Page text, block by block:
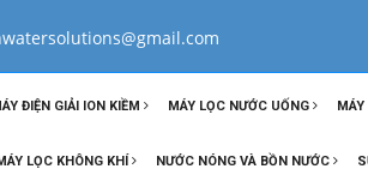
ĐIỆN GIẢI ION KIỀM MÁY LỌC NƯỚC UỐNG
LỌC KHÔNG KHÍ NƯỚC NÓNG VÀ BỒN NƯỚC